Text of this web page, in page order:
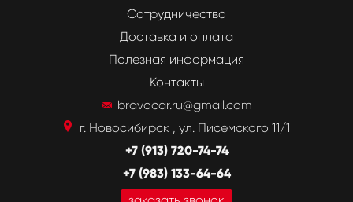
Сотрудничество
Доставка и оплата
Полезная информация
Контакты
bravocar.ru@gmail.com
г. Новосибирск , ул. Писемского 11/1
+7 (913) 720-74-74
+7 (983) 133-64-64